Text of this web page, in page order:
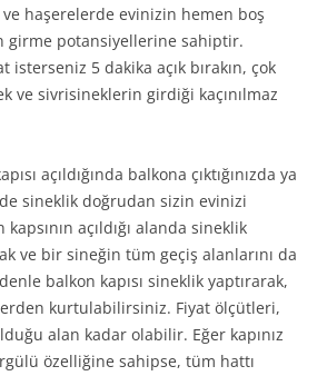
haşerelerde evinizin hemen boş
girme potansiyellerine sahiptir.
isterseniz 5 dakika açık bırakın, çok
ve sivrisineklerin girdiği kaçınılmaz
açıldığında balkona çıktığınızda ya
sineklik doğrudan sizin evinizi
açıldığı alanda sineklik
ve bir sineğin tüm geçiş alanlarını da
balkon kapısı sineklik yaptırarak,
kurtulabilirsiniz. Fiyat ölçütleri,
alan kadar olabilir. Eğer kapınız
özelliğine sahipse, tüm hattı